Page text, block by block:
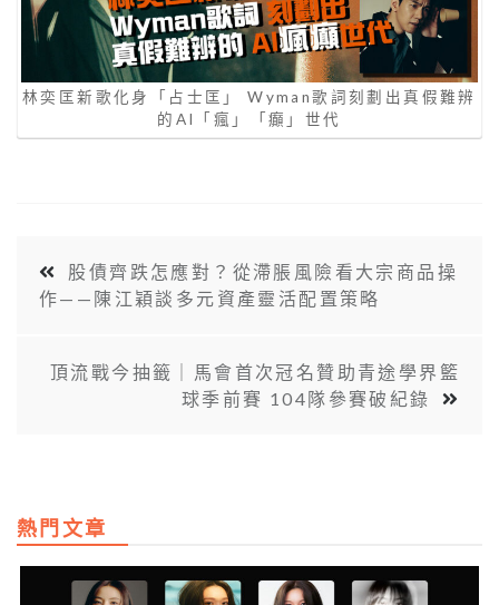
林奕匡新歌化身「占士匡」 Wyman歌詞刻劃出真假難辨
的AI「瘋」「癲」世代
股債齊跌怎應對？從滯脹風險看大宗商品操
作——陳江穎談多元資產靈活配置策略
頂流戰今抽籤｜馬會首次冠名贊助青途學界籃
球季前賽 104隊參賽破紀錄
熱門文章